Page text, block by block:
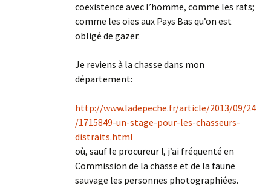
coexistence avec l’homme, comme les rats;
comme les oies aux Pays Bas qu’on est
obligé de gazer.
Je reviens à la chasse dans mon
département:
http://www.ladepeche.fr/article/2013/09/24
/1715849-un-stage-pour-les-chasseurs-
distraits.html
où, sauf le procureur !, j’ai fréquenté en
Commission de la chasse et de la faune
sauvage les personnes photographiées.